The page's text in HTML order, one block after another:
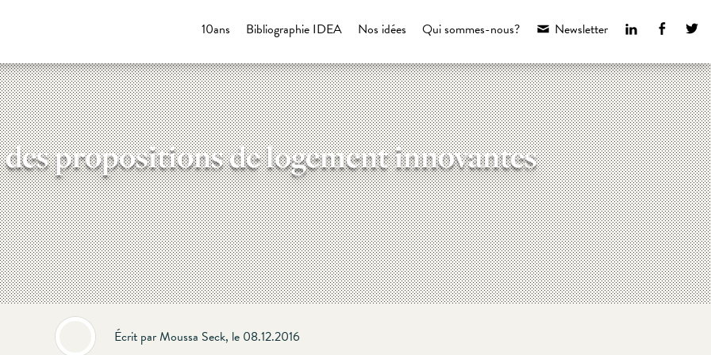
LinkedIn
Newsletter
Qui sommes-nous?
Nos idées
Bibliographie IDEA
10ans
propositions de logement innovantes
Écrit par Moussa Seck, le 08.12.2016